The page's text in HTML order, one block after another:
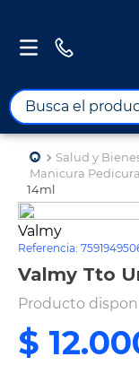
Busca el
Salud y
Manicura Pedicura
14ml
Valmy
Referencia:
Valmy Tto
Producto
$ 12.
1 .
2.
4.
6
7.